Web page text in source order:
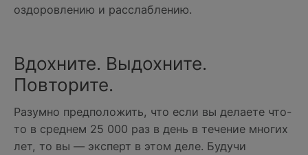
оздоровлению и расслаблению.
Вдохните. Выдохните.
Повторите.
Разумно предположить, что если вы делаете что-
то в среднем 25 000 раз в день в течение многих
лет, то вы — эксперт в этом деле. Будучи